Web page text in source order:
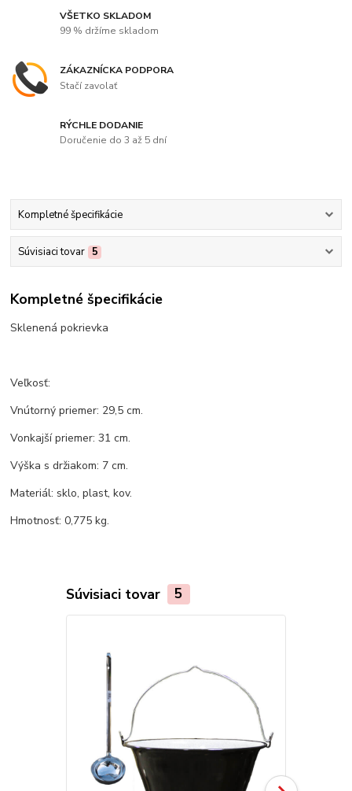
VŠETKO SKLADOM
99 % držíme skladom
ZÁKAZNÍCKA PODPORA
Stačí zavolať
RÝCHLE DODANIE
Doručenie do 3 až 5 dní
Kompletné špecifikácie
Súvisiaci tovar 5
Kompletné špecifikácie
Sklenená pokrievka
Veľkosť:
Vnútorný priemer: 29,5 cm.
Vonkajší priemer: 31 cm.
Výška s držiakom: 7 cm.
Materiál: sklo, plast, kov.
Hmotnosť: 0,775 kg.
Súvisiaci tovar 5